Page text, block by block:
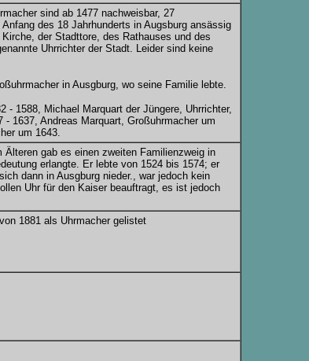
sind ab 1477 nachweisbar, 27
des 18 Jahrhunderts in Augsburg ansässig
der Stadttore, des Rathauses und des
Uhrrichter der Stadt. Leider sind keine
in Ausgburg, wo seine Familie lebte.
- 1588, Michael Marquart der Jüngere, Uhrrichter,
1637, Andreas Marquart, Großuhrmacher um
um 1643.
gab es einen zweiten Familienzweig in
erlangte. Er lebte von 1524 bis 1574; er
dann in Ausgburg nieder., war jedoch kein
Uhr für den Kaiser beauftragt, es ist jedoch
1881 als Uhrmacher gelistet